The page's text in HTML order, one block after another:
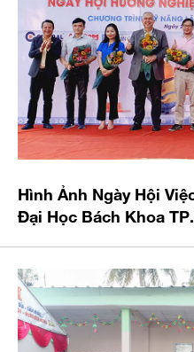
Hình Ảnh Ngày Hội
Đại Học Bách Khoa